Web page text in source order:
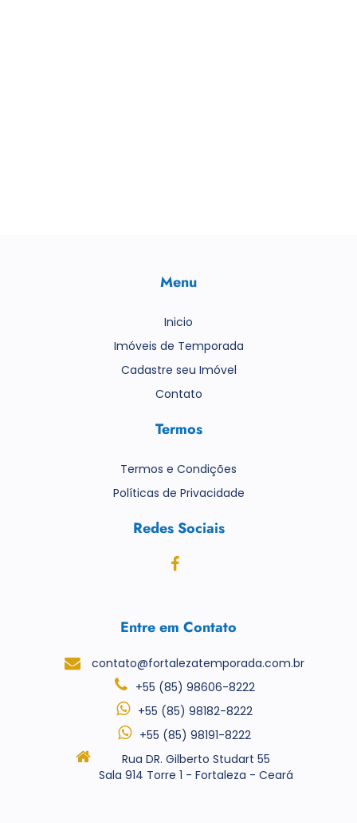
Menu
Inicio
Imóveis de Temporada
Cadastre seu Imóvel
Contato
Termos
Termos e Condições
Políticas de Privacidade
Redes Sociais
Entre em Contato
contato@fortalezatemporada.com.br
+55 (85) 98606-8222
+55 (85) 98182-8222
+55 (85) 98191-8222
Rua DR. Gilberto Studart 55
Sala 914 Torre 1 - Fortaleza - Ceará